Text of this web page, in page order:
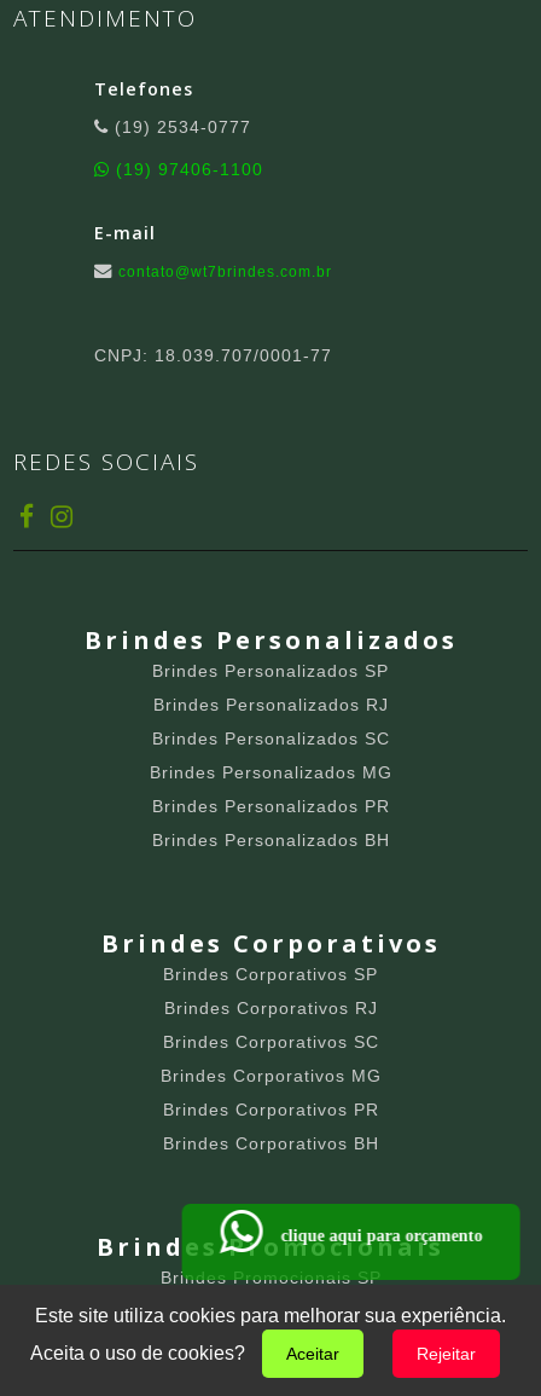
ATENDIMENTO
Telefones
(19) 2534-0777
(19) 97406-1100
E-mail
contato@wt7brindes.com.br
CNPJ: 18.039.707/0001-77
REDES SOCIAIS
Brindes Personalizados
Brindes Personalizados SP
Brindes Personalizados RJ
Brindes Personalizados SC
Brindes Personalizados MG
Brindes Personalizados PR
Brindes Personalizados BH
Brindes Corporativos
Brindes Corporativos SP
Brindes Corporativos RJ
Brindes Corporativos SC
Brindes Corporativos MG
Brindes Corporativos PR
Brindes Corporativos BH
Brindes Promocionais
Brindes Promocionais SP
Brindes Promocionais RJ
Brindes Promocionais SC
Brindes Promocionais MG
clique aqui para orçamento
Este site utiliza cookies para melhorar sua experiência.
Aceita o uso de cookies?
Aceitar Rejeitar